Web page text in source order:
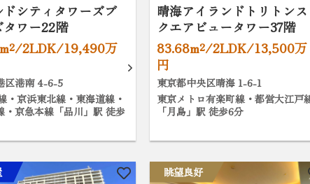
ドシティタワーズブ
タワー22階
2LDK/19,490万
区港南 4-6-5
・京浜東北線・東海道線・
・京急本線「品川」駅 徒歩
晴海アイランドトリトンス
クエアビュータワー37階
83.68m²/2LDK/13,500万
円
東京都中央区晴海 1-6-1
東京メトロ有楽町線・都営大江戸
「月島」駅 徒歩6分
眺望良好